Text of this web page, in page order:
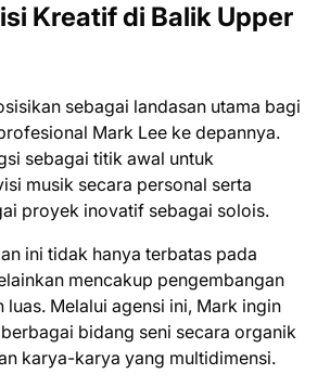
Kreatif di Balik Upper
sebagai landasan utama bagi
Mark Lee ke depannya.
sebagai titik awal untuk
musik secara personal serta
proyek inovatif sebagai solois.
ini tidak hanya terbatas pada
mencakup pengembangan
luas. Melalui agensi ini, Mark ingin
bidang seni secara organik
karya-karya yang multidimensi.